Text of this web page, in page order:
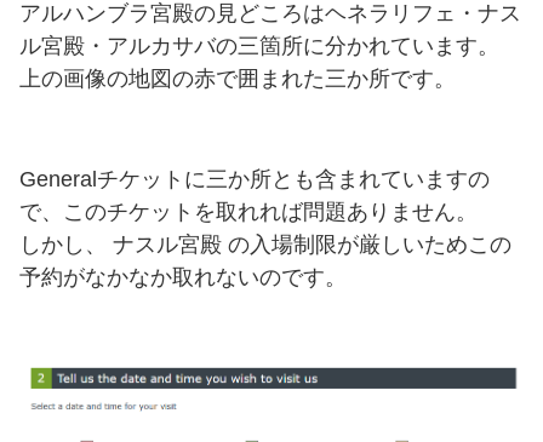
アルハンブラ宮殿の見どころはヘネラリフェ・ナス
ル宮殿・アルカサバの三箇所に分かれています。
上の画像の地図の赤で囲まれた三か所です。
Generalチケットに三か所とも含まれていますの
で、このチケットを取れれば問題ありません。
しかし、 ナスル宮殿 の入場制限が厳しいためこの
予約がなかなか取れないのです。